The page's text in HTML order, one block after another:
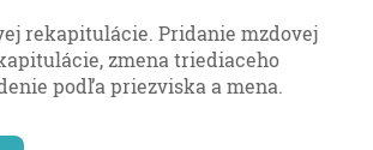
rekapitulácie. Pridanie mzdovej
zmena triediaceho
podľa priezviska a mena.